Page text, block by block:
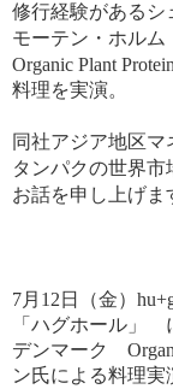
修行経験があるシ
モーテン・ ホルム
Organic Plant Protein
料理を実演。
同社アジア地区
タンパクの世界市
お話を申し上げま
7月12日（金）
「ハグホール」
デンマーク
ン氏による料理実